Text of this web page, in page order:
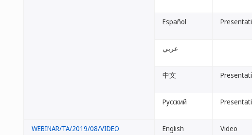
Español
عربي
中文
Русский
WEBINAR/TA/2019/08/VIDEO English Video